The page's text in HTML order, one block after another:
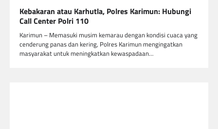
Kebakaran atau Karhutla, Polres Karimun: Hubungi
Call Center Polri 110
Karimun – Memasuki musim kemarau dengan kondisi cuaca yang
cenderung panas dan kering, Polres Karimun mengingatkan
masyarakat untuk meningkatkan kewaspadaan…